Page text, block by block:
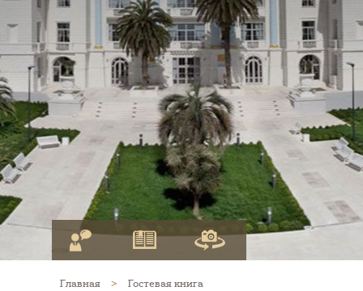
Главная > Гостевая книга